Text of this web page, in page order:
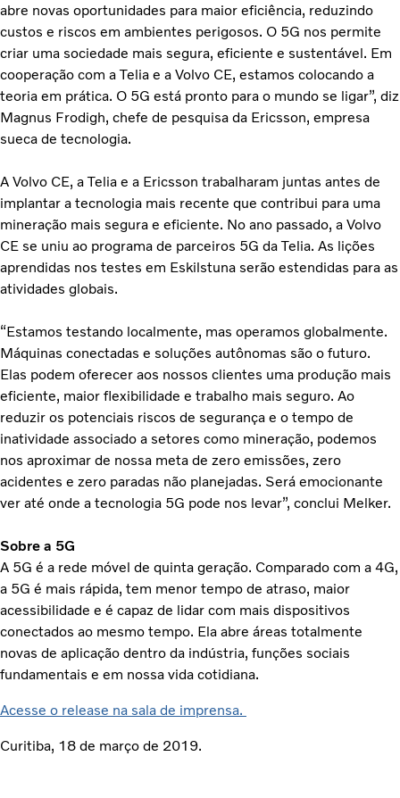
abre novas oportunidades para maior eficiência, reduzindo
custos e riscos em ambientes perigosos. O 5G nos permite
criar uma sociedade mais segura, eficiente e sustentável. Em
cooperação com a Telia e a Volvo CE, estamos colocando a
teoria em prática. O 5G está pronto para o mundo se ligar”, diz
Magnus Frodigh, chefe de pesquisa da Ericsson, empresa
sueca de tecnologia.
A Volvo CE, a Telia e a Ericsson trabalharam juntas antes de
implantar a tecnologia mais recente que contribui para uma
mineração mais segura e eficiente. No ano passado, a Volvo
CE se uniu ao programa de parceiros 5G da Telia. As lições
aprendidas nos testes em Eskilstuna serão estendidas para as
atividades globais.
“Estamos testando localmente, mas operamos globalmente.
Máquinas conectadas e soluções autônomas são o futuro.
Elas podem oferecer aos nossos clientes uma produção mais
eficiente, maior flexibilidade e trabalho mais seguro. Ao
reduzir os potenciais riscos de segurança e o tempo de
inatividade associado a setores como mineração, podemos
nos aproximar de nossa meta de zero emissões, zero
acidentes e zero paradas não planejadas. Será emocionante
ver até onde a tecnologia 5G pode nos levar”, conclui Melker.
Sobre a 5G
A 5G é a rede móvel de quinta geração. Comparado com a 4G,
a 5G é mais rápida, tem menor tempo de atraso, maior
acessibilidade e é capaz de lidar com mais dispositivos
conectados ao mesmo tempo. Ela abre áreas totalmente
novas de aplicação dentro da indústria, funções sociais
fundamentais e em nossa vida cotidiana.
Acesse o release na sala de imprensa.
Curitiba, 18 de março de 2019.